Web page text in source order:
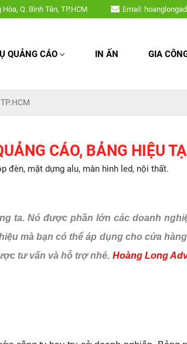
đèn, mặt dựng alu, màn hình led, nội thất,....
Q. Bình Tân, TP.HCM Email:
QUẢNG CÁO IN ẤN GIA
CÁO, BẢNG HIỆU
đèn, mặt dựng alu, màn hình led, nội thất.
ta. Nó được phần lớn các doanh
mà bạn có thể áp dụng cho cửa
tư vấn và hỗ trợ nhé. Hoàng Long